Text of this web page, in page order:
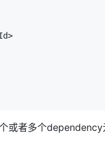
者多个